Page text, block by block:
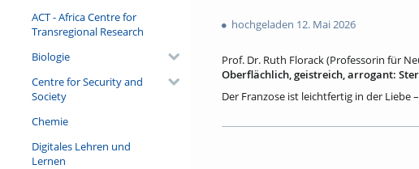
ACT - Africa Centre for
Transregional Research
Biologie
Centre for Security and
Society
Chemie
Digitales Lehren und
Lernen
views
hochgeladen 12. Mai 2026
Prof. Dr. Ruth Florack (Professorin für
Oberflächlich, geistreich, arrogant:
Der Franzose ist leichtfertig in der Liebe
Auch sind sie keine deutschen
Franzosen. – Ein Blick in die